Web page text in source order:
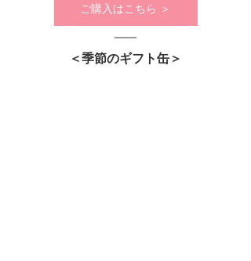
ご購入はこちら ＞
＜季節のギフト缶＞